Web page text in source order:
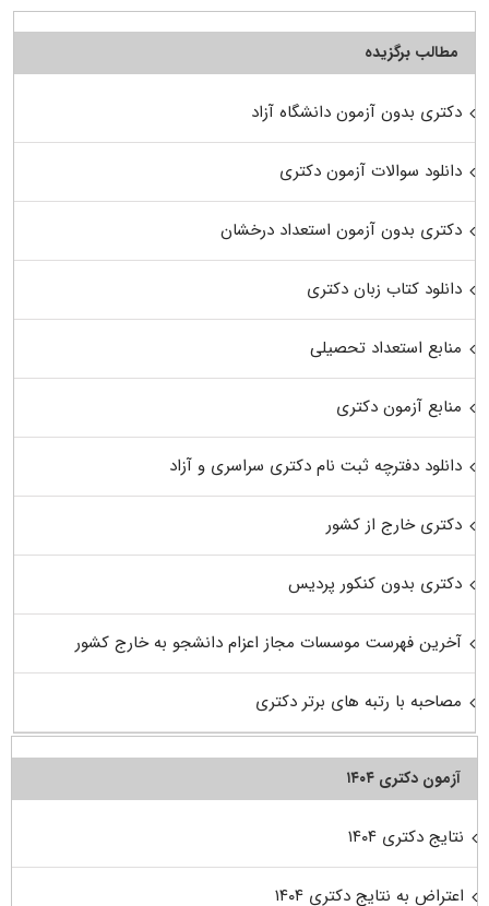
مطالب برگزیده
دکتری بدون آزمون دانشگاه آزاد
دانلود سوالات آزمون دکتری
دکتری بدون آزمون استعداد درخشان
دانلود کتاب زبان دکتری
منابع استعداد تحصیلی
منابع آزمون دکتری
دانلود دفترچه ثبت نام دکتری سراسری و آزاد
دکتری خارج از کشور
دکتری بدون کنکور پردیس
آخرین فهرست موسسات مجاز اعزام دانشجو به خارج کشور
مصاحبه با رتبه های برتر دکتری
آزمون دکتری ۱۴۰۴
نتایج دکتری ۱۴۰۴
اعتراض به نتایج دکتری ۱۴۰۴